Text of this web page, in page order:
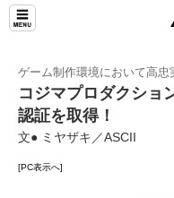
ゲーム制作環境において高忠
コジマプロダクショ
認証を取得！
文● ミヤザキ／ASCII
[PC表示へ]